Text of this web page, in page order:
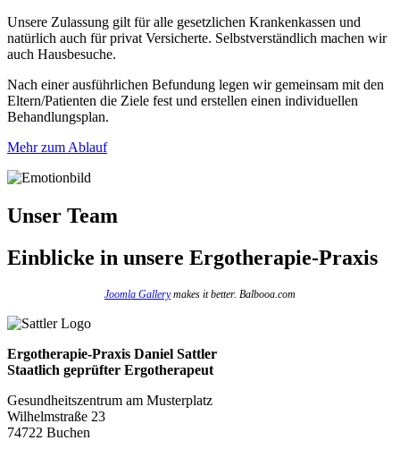
Unsere Zulassung gilt für alle gesetzlichen Krankenkassen und
natürlich auch für privat Versicherte. Selbstverständlich machen wir
auch Hausbesuche.
Nach einer ausführlichen Befundung legen wir gemeinsam mit den
Eltern/Patienten die Ziele fest und erstellen einen individuellen
Behandlungsplan.
Mehr zum Ablauf
Unser Team
Einblicke in unsere Ergotherapie-Praxis
Joomla Gallerymakes it better. Balbooa.com
Ergotherapie-Praxis Daniel Sattler
Staatlich geprüfter Ergotherapeut
Gesundheitszentrum am Musterplatz
Wilhelmstraße 23
74722 Buchen